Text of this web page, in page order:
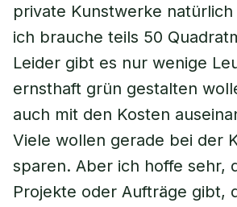
private Kunstwerke
ich brauche teils 50
Leider gibt es nur wenige
ernsthaft grün gestalten
auch mit den Kosten
Viele wollen gerade bei der
sparen. Aber ich hoffe sehr,
Projekte oder Aufträge gibt,